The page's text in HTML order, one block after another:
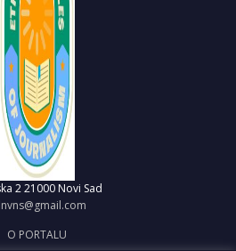
2 21000 Novi Sad
O PORTALU